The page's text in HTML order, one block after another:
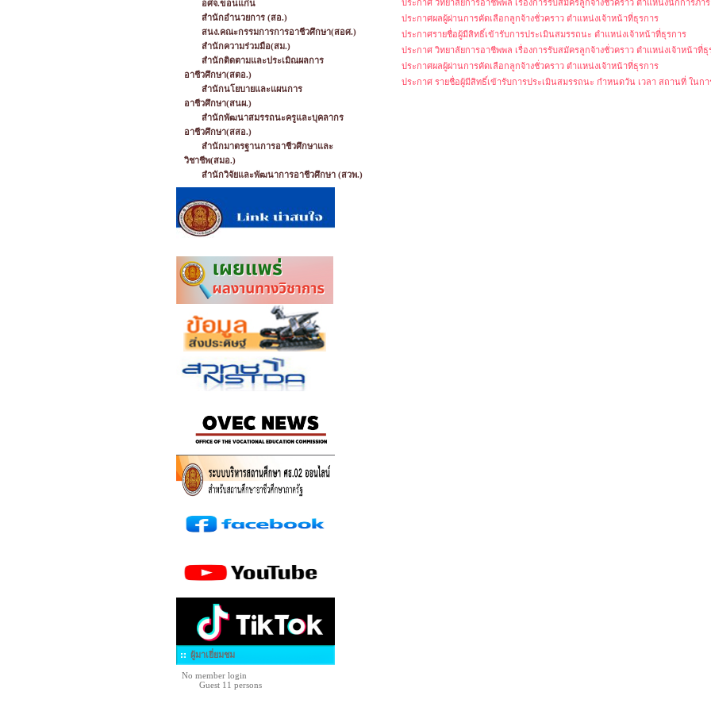
อศจ.ขอนแก่น
สำนักอำนวยการ (สอ.)
สนง.คณะกรรมการการอาชีวศึกษา(สอศ.)
สำนักความร่วมมือ(สม.)
สำนักติดตามและประเมิณผลการ
อาชีวศึกษา(สตอ.)
สำนักนโยบายและแผนการ
อาชีวศึกษา(สนผ.)
สำนักพัฒนาสมรรถนะครูและบุคลากร
อาชีวศึกษา(สสอ.)
สำนักมาตรฐานการอาชีวศึกษาและ
วิชาชีพ(สมอ.)
สำนักวิจัยและพัฒนาการอาชีวศึกษา (สวพ.)
ผู้มาเยี่ยมชม
No member login
Guest 11 persons
ประกาศ วิทยาลัยการอาชีพพล เรื่องการรับสมัครลูกจ้างชั่วคราว ตำแหน่งนักการภาร
ประกาศผลผู้ผ่านการคัดเลือกลูกจ้างชั่วคราว ตำแหน่งเจ้าหน้าที่ธุรการ
ประกาศรายชื่อผู้มีสิทธิ์เข้ารับการประเมินสมรรถนะ ตำแหน่งเจ้าหน้าที่ธุรการ
ประกาศ วิทยาลัยการอาชีพพล เรื่องการรับสมัครลูกจ้างชั่วคราว ตำแหน่งเจ้าหน้าที่ธุ
ประกาศผลผู้ผ่านการคัดเลือกลูกจ้างชั่วคราว ตำแหน่งเจ้าหน้าที่ธุรการ
ประกาศ รายชื่อผู้มีสิทธิ์เข้ารับการประเมินสมรรถนะ กำหนดวัน เวลา สถานที่ ในก